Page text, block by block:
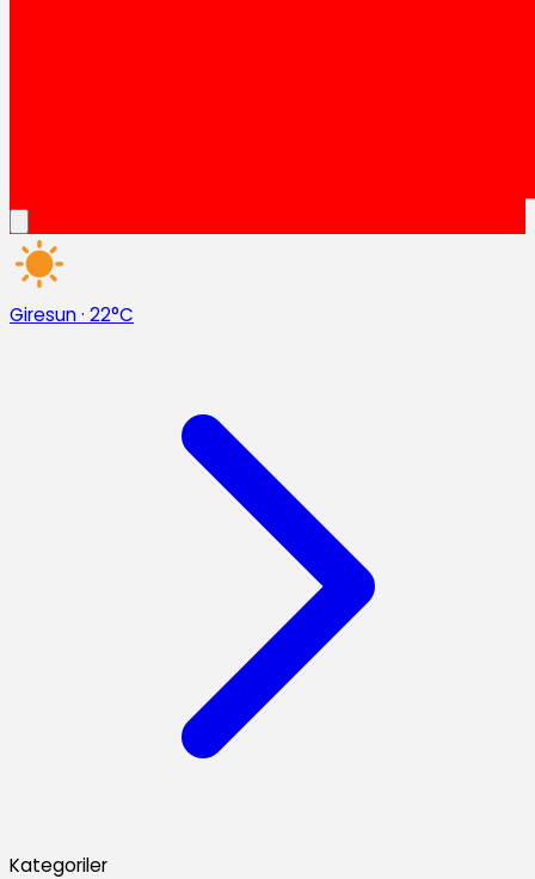
Giresun· 22°C
Kategoriler